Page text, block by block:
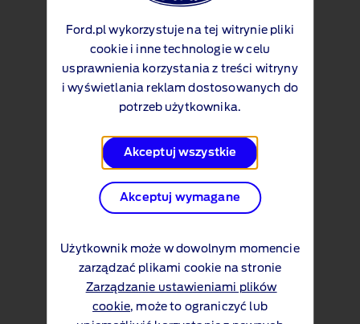
Ford.pl wykorzystuje na tej witrynie pliki
cookie i inne technologie w celu
usprawnienia korzystania z treści witryny
i wyświetlania reklam dostosowanych do
potrzeb użytkownika.
Akceptuj wszystkie
Akceptuj wymagane
Użytkownik może w dowolnym momencie
zarządzać plikami cookie na stronie
Zarządzanie ustawieniami plików
cookie, może to ograniczyć lub